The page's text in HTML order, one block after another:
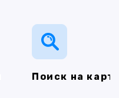
Поиск на